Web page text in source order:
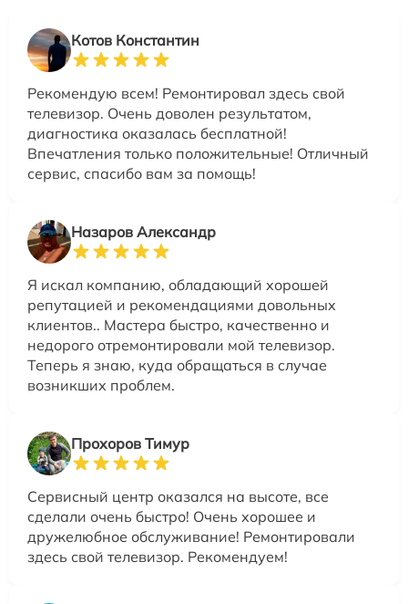
Котов Константин
Рекомендую всем! Ремонтировал здесь свой
телевизор. Очень доволен результатом,
диагностика оказалась бесплатной!
Впечатления только положительные! Отличный
сервис, спасибо вам за помощь!
Назаров Александр
Я искал компанию, обладающий хорошей
репутацией и рекомендациями довольных
клиентов.. Мастера быстро, качественно и
недорого отремонтировали мой телевизор.
Теперь я знаю, куда обращаться в случае
возникших проблем.
Прохоров Тимур
Сервисный центр оказался на высоте, все
сделали очень быстро! Очень хорошее и
дружелюбное обслуживание! Ремонтировали
здесь свой телевизор. Рекомендуем!